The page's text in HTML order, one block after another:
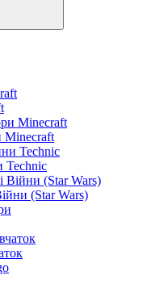
Minecraft
Technic
(Star Wars)